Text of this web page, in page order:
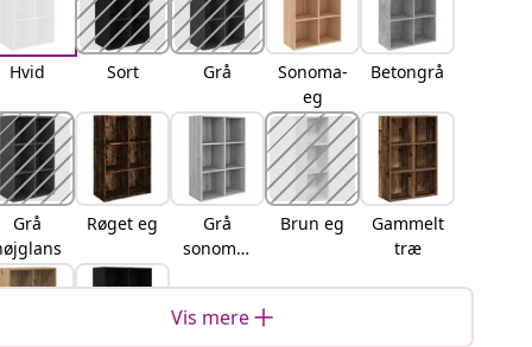
Hvid Sort Grå
Sonoma-
eg
Betongrå
Grå
Røget eg
Grå
sonoma-
Brun eg
Gammelt
træ
Vis mere